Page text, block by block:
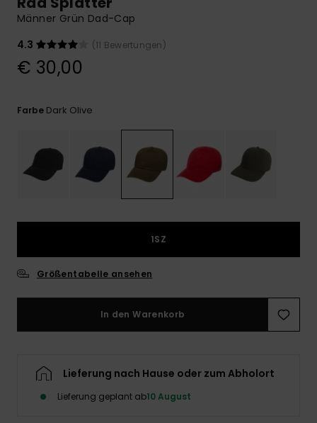
Finden Sie
Antworten auf
die häufigsten
Fragen sowie
Männer Grün Dad-Cap
4.3
(11 Bewertungen)
€ 30,00
Farbe Dark Olive
1SZ
Größentabelle ansehen
In den Warenkorb
Lieferung nach Hause oder zum Abholort
Lieferung geplant ab10 August